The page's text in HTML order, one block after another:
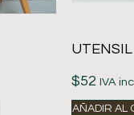
$52 IVA inc
AÑADIR AL